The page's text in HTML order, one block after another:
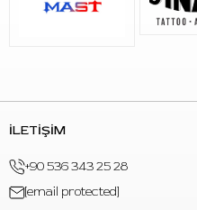
İLETİŞİM
+90 536 343 25 28
[email protected]